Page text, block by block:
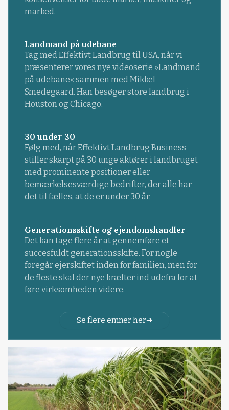
marked.
Landmand på udebane
Tag med Effektivt Landbrug til USA, når vi
præsenterer vores nye videoserie »Landmand
på udebane« sammen med Mikkel
Smedegaard. Han besøger store landbrug i
Houston og Chicago.
30 under 30
Følg med, når Effektivt Landbrug Business
stiller skarpt på 30 unge aktører i landbruget
med prominente positioner eller
bemærkelsesværdige bedrifter, der alle har
det til fælles, at de er under 30 år.
Generationsskifte og ejendomshandler
Det kan tage flere år at gennemføre et
succesfuldt generationsskifte. For nogle
foregår ejerskiftet inden for familien, men for
de fleste skal der nye kræfter ind udefra for at
føre virksomheden videre.
Se flere emner her